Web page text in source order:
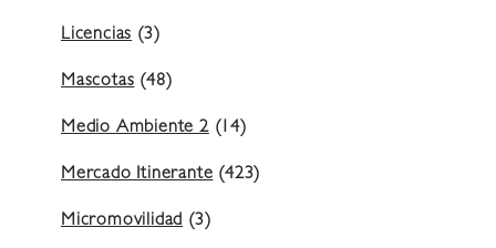
Licencias (3)
Mascotas (48)
Medio Ambiente 2(14)
Mercado Itinerante (423)
Micromovilidad (3)